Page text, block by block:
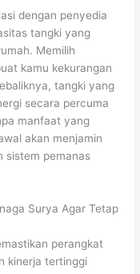
dengan penyedia
tangki yang
Memilih
kamu kekurangan
tangki yang
secara percuma
manfaat yang
akan menjamin
sistem pemanas
Surya Agar Tetap
perangkat
kinerja tertinggi